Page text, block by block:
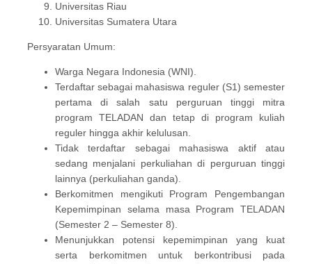
Universitas Riau
Universitas Sumatera Utara
Persyaratan Umum:
Warga Negara Indonesia (WNI).
Terdaftar sebagai mahasiswa reguler (S1) semester
pertama di salah satu perguruan tinggi mitra
program TELADAN dan tetap di program kuliah
reguler hingga akhir kelulusan.
Tidak terdaftar sebagai mahasiswa aktif atau
sedang menjalani perkuliahan di perguruan tinggi
lainnya (perkuliahan ganda).
Berkomitmen mengikuti Program Pengembangan
Kepemimpinan selama masa Program TELADAN
(Semester 2 – Semester 8).
Menunjukkan potensi kepemimpinan yang kuat
serta berkomitmen untuk berkontribusi pada